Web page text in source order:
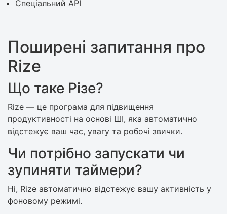
Спеціальний API
Поширені запитання про
Rize
Що таке Різе?
Rize — це програма для підвищення
продуктивності на основі ШІ, яка автоматично
відстежує ваш час, увагу та робочі звички.
Чи потрібно запускати чи
зупиняти таймери?
Ні, Rize автоматично відстежує вашу активність у
фоновому режимі.